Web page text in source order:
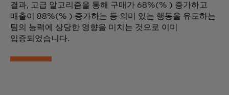
결과, 고급 알고리즘을 통해 구매가 68%(% ) 증가하고
매출이 88%(% ) 증가하는 등 의미 있는 행동을 유도하는
팀의 능력에 상당한 영향을 미치는 것으로 이미
입증되었습니다.